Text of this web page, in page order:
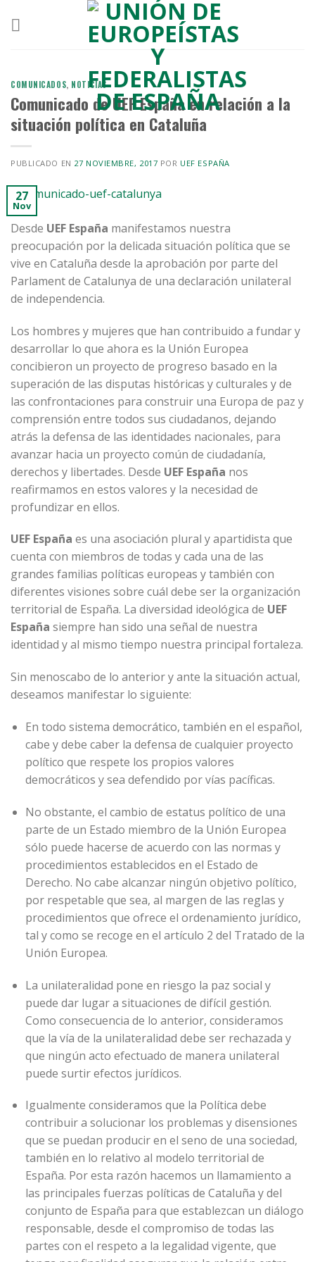
COMUNICADOS, NOTICIAS
Comunicado de UEF España en relación a la
situación política en Cataluña
PUBLICADO EN 27 NOVIEMBRE, 2017 POR UEF ESPAÑA
27
Nov
Desde UEF España manifestamos nuestra
preocupación por la delicada situación política que se
vive en Cataluña desde la aprobación por parte del
Parlament de Catalunya de una declaración unilateral
de independencia.
Los hombres y mujeres que han contribuido a fundar y
desarrollar lo que ahora es la Unión Europea
concibieron un proyecto de progreso basado en la
superación de las disputas históricas y culturales y de
las confrontaciones para construir una Europa de paz y
comprensión entre todos sus ciudadanos, dejando
atrás la defensa de las identidades nacionales, para
avanzar hacia un proyecto común de ciudadanía,
derechos y libertades. Desde UEF España nos
reafirmamos en estos valores y la necesidad de
profundizar en ellos.
UEF España es una asociación plural y apartidista que
cuenta con miembros de todas y cada una de las
grandes familias políticas europeas y también con
diferentes visiones sobre cuál debe ser la organización
territorial de España. La diversidad ideológica de UEF
España siempre han sido una señal de nuestra
identidad y al mismo tiempo nuestra principal fortaleza.
Sin menoscabo de lo anterior y ante la situación actual,
deseamos manifestar lo siguiente:
En todo sistema democrático, también en el español,
cabe y debe caber la defensa de cualquier proyecto
político que respete los propios valores
democráticos y sea defendido por vías pacíficas.
No obstante, el cambio de estatus político de una
parte de un Estado miembro de la Unión Europea
sólo puede hacerse de acuerdo con las normas y
procedimientos establecidos en el Estado de
Derecho. No cabe alcanzar ningún objetivo político,
por respetable que sea, al margen de las reglas y
procedimientos que ofrece el ordenamiento jurídico,
tal y como se recoge en el artículo 2 del Tratado de la
Unión Europea.
La unilateralidad pone en riesgo la paz social y
puede dar lugar a situaciones de difícil gestión.
Como consecuencia de lo anterior, consideramos
que la vía de la unilateralidad debe ser rechazada y
que ningún acto efectuado de manera unilateral
puede surtir efectos jurídicos.
Igualmente consideramos que la Política debe
contribuir a solucionar los problemas y disensiones
que se puedan producir en el seno de una sociedad,
también en lo relativo al modelo territorial de
España. Por esta razón hacemos un llamamiento a
las principales fuerzas políticas de Cataluña y del
conjunto de España para que establezcan un diálogo
responsable, desde el compromiso de todas las
partes con el respeto a la legalidad vigente, que